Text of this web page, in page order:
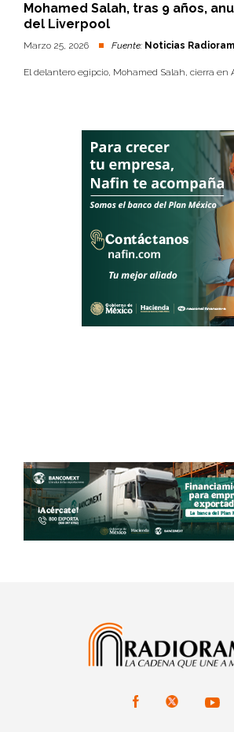
Mohamed Salah, tras 9 años,
del Liverpool
Marzo 25, 2026 Fuente: Noticias
El delantero egipcio, Mohamed Salah, cierra en